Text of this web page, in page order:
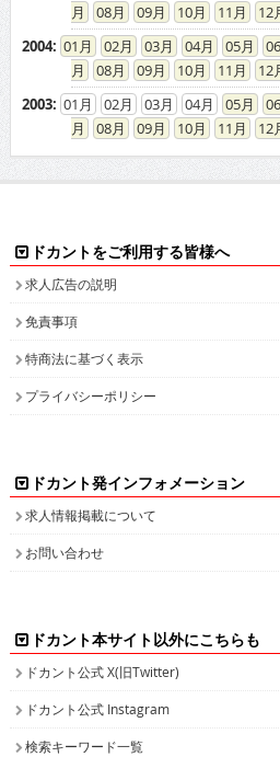
08
09 10 11
12
2004: 01 02 03 04 05 06
08
09 10 11
12
2003: 01 02 03 04 05 06
08
09 10 11 12
ドカントをご利用する皆様へ
求人広告の説明
免責事項
特商法に基づく表示
プライバシーポリシー
ドカント発インフォメーション
求人情報掲載について
お問い合わせ
ドカント本サイト以外にこちらも
ドカント公式 X(旧Twitter)
ドカント公式 Instagram
検索キーワード一覧